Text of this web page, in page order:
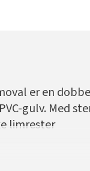
er en
gulv. Med
limrester